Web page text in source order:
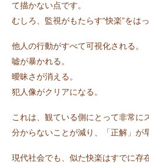
て描かない点です。
むしろ、監視がもたらす“快楽”をは
他人の行動がすべて可視化される。
嘘が暴かれる。
曖昧さが消える。
犯人像がクリアになる。
これは、観ている側にとって非常に
分からないことが減り、「正解」が
現代社会でも、似た快楽はすでに存